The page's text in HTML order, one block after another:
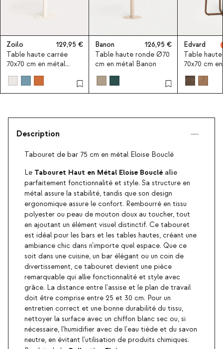
Zoilo
129,95
Table haute carrée
70x70 cm en métal
Zoilo
Banon
126,95
Table haute ronde Ø70
cm en métal Banon
Edvard
Table
70x70 cm
Description
Tabouret de bar 75 cm en métal Eloise Bouclé
Le Tabouret Haut en Métal Eloise Bouclé allie
parfaitement fonctionnalité et style. Sa structure en
métal assure la stabilité, tandis que son design
ergonomique assure le confort. Rembourré en tissu
polyester ou peau de mouton doux au toucher, tout
en ajoutant un élément visuel distinctif. Ce tabouret
est idéal pour les bars et les tables hautes, créant une
ambiance chic dans n'importe quel espace. Que ce
soit dans une cuisine, un bar élégant ou un coin de
divertissement, ce tabouret devient une pièce
remarquable qui allie fonctionnalité et style avec
grâce. La distance entre l'assise et le plan de travail
doit être comprise entre 25 et 30 cm. Pour un
entretien correct et une bonne durabilité du tissu,
nettoyer la surface avec un chiffon blanc sec ou, si
nécessaire, l'humidifier avec de l'eau tiède et du savon
neutre, en évitant l'utilisation de produits chimiques.